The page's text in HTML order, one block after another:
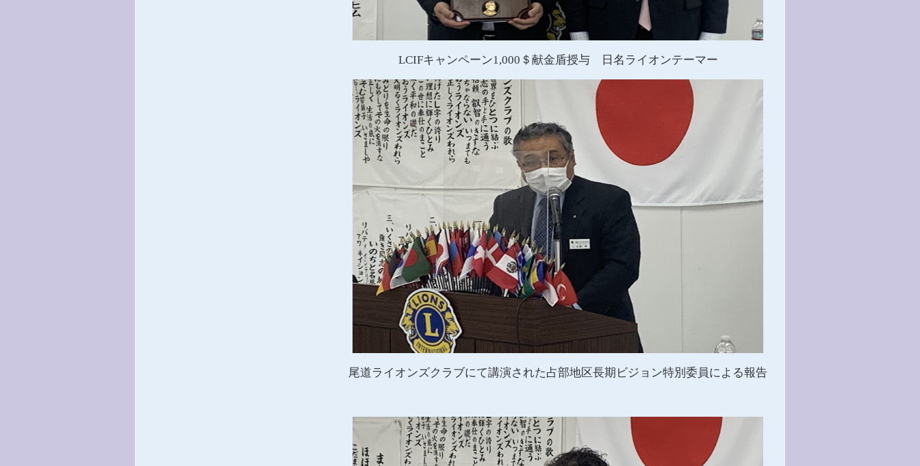
LCIFキャンペーン1,000＄献金盾授与 日名ライオンテーマー
尾道ライオンズクラブにて講演された占部地区長期ビジョン特別委員による報告